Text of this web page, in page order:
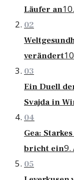
Läufer an
02
verändert
03
Ein Duell
Svajda in
04
Gea:
bricht ein9.
05